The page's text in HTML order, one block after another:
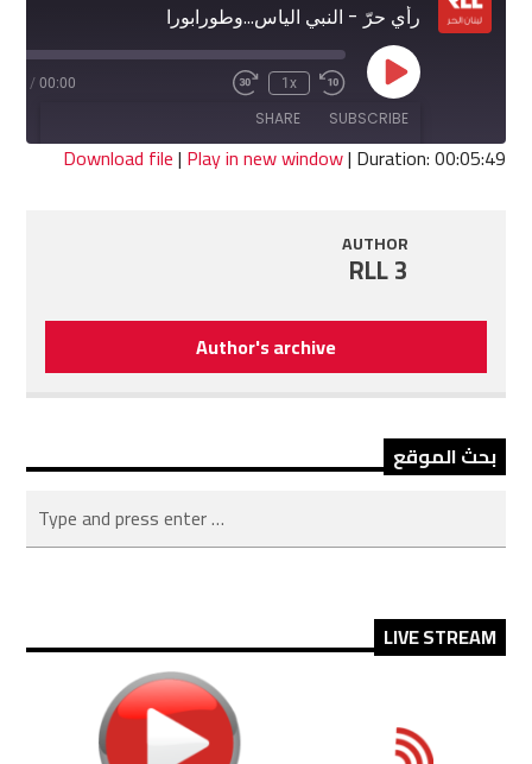
رأي حرّ - النبي الياس...وطورابورا
Play
Episode
Rewind
10
Seconds
1x
Fast
seconds
00:00
/
SUBSCRIBE
SHARE
Download file| Play in new window| Duration: 00:05:49
AUTHOR
RLL 3
Author's archive
بحث الموقع
LIVE STREAM